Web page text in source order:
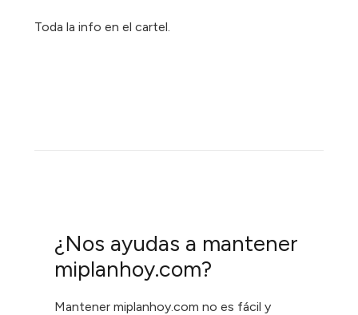
Toda la info en el cartel.
¿Nos ayudas a mantener
miplanhoy.com?
Mantener miplanhoy.com no es fácil y